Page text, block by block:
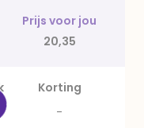
Prijs voor jou
20,35
Korting
-